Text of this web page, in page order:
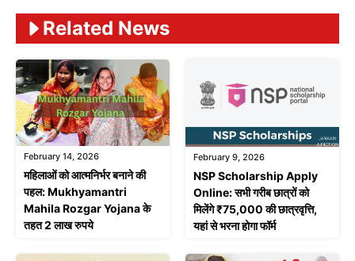
Related News
February 14, 2026
महिलाओं को आत्मनिर्भर बनाने की
पहल: Mukhyamantri
Mahila Rozgar Yojana के
तहत 2 लाख रुपये
February 9, 2026
NSP Scholarship Apply
Online: सभी गरीब छात्रों को
मिलेंगे ₹75,000 की छात्रवृत्ति,
यहां से भरना होगा फॉर्म